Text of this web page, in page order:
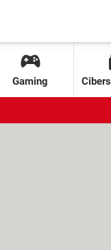
Gaming